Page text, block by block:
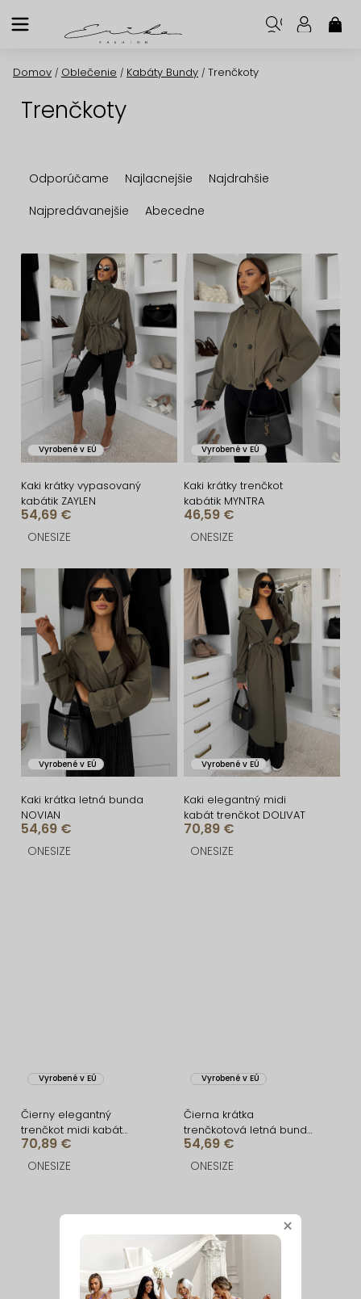
na
Domov / Oblečenie / Kabáty Bundy / Trenčkoty
Trenčkoty
a
d
n
p
r
o
u
k
t
o
v
Odporúčame Najlacnejšie
Najdrahšie
Najpredávanejšie
Abecedne
p
i
s
p
o
d
u
k
o
v
Vyrobené v EÚ
Kaki krátky vypasovaný
kabátik ZAYLEN
54,69 €
ONESIZE
Vyrobené v EÚ
Kaki krátky trenčkot
kabátik MYNTRA
46,59 €
ONESIZE
Vyrobené v EÚ
Kaki krátka letná bunda
NOVIAN
54,69 €
ONESIZE
Vyrobené v EÚ
Kaki elegantný midi
kabát trenčkot DOLIVAT
70,89 €
ONESIZE
Vyrobené v EÚ
Čierny elegantný
trenčkot midi kabát
DOLIVAT
70,89 €
ONESIZE
Vyrobené v EÚ
Čierna krátka
trenčkotová letná bunda
NOVIAN
54,69 €
ONESIZE
×